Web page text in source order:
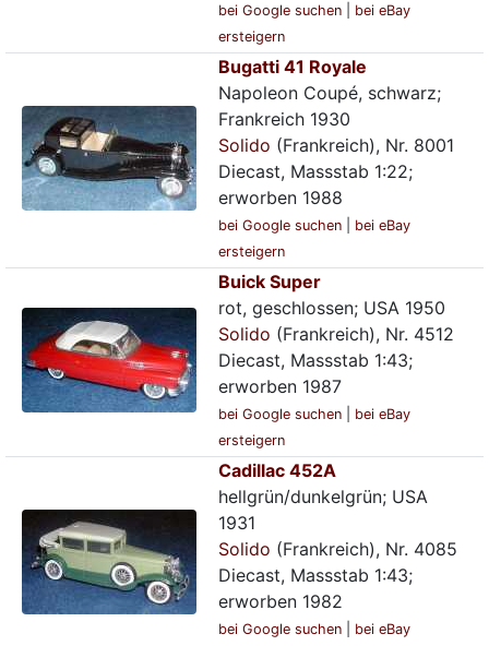
bei Google suchen
bei eBay
ersteigern
Bugatti 41 Royale
Napoleon Coupé, schwarz;
Frankreich 1930
Solido (Frankreich), Nr. 8001
Diecast, Massstab 1:22;
erworben 1988
bei Google suchen
bei eBay
ersteigern
Buick Super
rot, geschlossen; USA 1950
Solido (Frankreich), Nr. 4512
Diecast, Massstab 1:43;
erworben 1987
bei Google suchen
bei eBay
ersteigern
Cadillac 452A
hellgrün/dunkelgrün; USA
1931
Solido (Frankreich), Nr. 4085
Diecast, Massstab 1:43;
erworben 1982
bei Google suchen
bei eBay